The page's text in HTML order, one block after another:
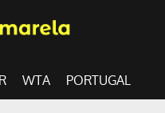
WTA PORTUGAL